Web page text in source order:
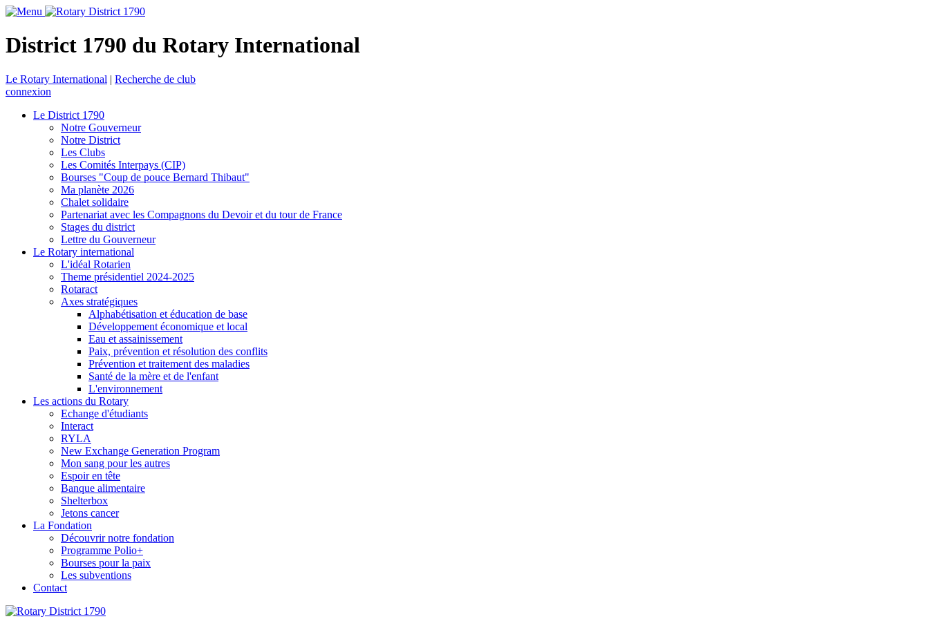
District 1790 du Rotary International
Le Rotary International | Recherche de club
connexion
Le District 1790
Notre Gouverneur
Notre District
Les Clubs
Les Comités Interpays (CIP)
Bourses "Coup de pouce Bernard Thibaut"
Ma planète 2026
Chalet solidaire
Partenariat avec les Compagnons du Devoir et du tour de France
Stages du district
Lettre du Gouverneur
Le Rotary international
L'idéal Rotarien
Theme présidentiel 2024-2025
Rotaract
Axes stratégiques
Alphabétisation et éducation de base
Développement économique et local
Eau et assainissement
Paix, prévention et résolution des conflits
Prévention et traitement des maladies
Santé de la mère et de l'enfant
L'environnement
Les actions du Rotary
Echange d'étudiants
Interact
RYLA
New Exchange Generation Program
Mon sang pour les autres
Espoir en tête
Banque alimentaire
Shelterbox
Jetons cancer
La Fondation
Découvrir notre fondation
Programme Polio+
Bourses pour la paix
Les subventions
Contact